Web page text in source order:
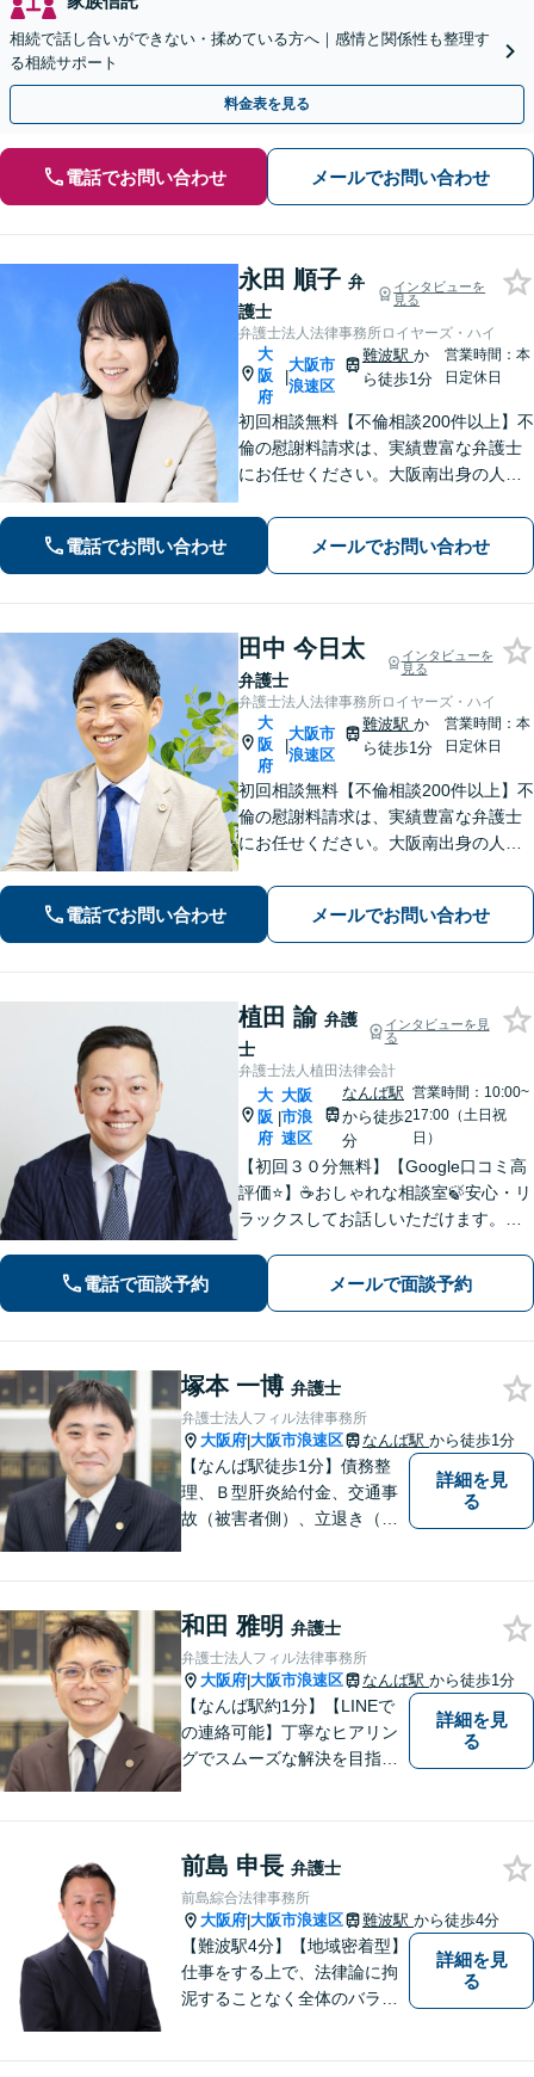
相続で話し合いができない・揉めている方へ｜感情と関係性も整理す
る相続サポート
料金表を見る
電話でお問い合わせ メールでお問い合わせ
永田 順子 弁
護士
インタビューを
見る
弁護士法人法律事務所ロイヤーズ・ハイ
大
阪
府
|
大阪市
浪速区
難波駅 か
ら徒歩1分
営業時間：本
日定休日
初回相談無料【不倫相談200件以上】不
倫の慰謝料請求は、実績豊富な弁護士
にお任せください。大阪南出身の人情
通事故に遭われてお困りの方はお気軽
にお電話ください【当日／夜間／休日
の相談可】
電話でお問い合わせ メールでお問い合わせ
田中 今日太
弁護士
インタビューを
見る
弁護士法人法律事務所ロイヤーズ・ハイ
大
阪
府
|
大阪市
浪速区
難波駅 か
ら徒歩1分
営業時間：本
日定休日
初回相談無料【不倫相談200件以上】不
倫の慰謝料請求は、実績豊富な弁護士
にお任せください。大阪南出身の人情
通事故に遭われてお困りの方はお気軽
にお電話ください【当日／夜間／休日
の相談可】
電話でお問い合わせ メールでお問い合わせ
植田 諭 弁護
士
インタビューを見
る
弁護士法人植田法律会計
大
阪
府
|
大阪
市浪
速区
なんば駅
から徒歩2
分
営業時間：10:00~
17:00（土日祝
日）
【初回３０分無料】【Google口コミ高
評価⭐️】☕️おしゃれな相談室🍃安心・リ
ラックスしてお話しいただけます。ネ
策を一緒に考えていきましょう！【土
曜・夜間◎】
電話で面談予約 メールで面談予約
塚本 一博 弁護士
弁護士法人フィル法律事務所
大阪府|大阪市浪速区 なんば駅 から徒歩1分
【なんば駅徒歩1分】債務整
理、Ｂ型肝炎給付金、交通事
故（被害者側）、立退き（借
連絡ください！
詳細を見
る
和田 雅明 弁護士
弁護士法人フィル法律事務所
大阪府|大阪市浪速区 なんば駅 から徒歩1分
【なんば駅約1分】【LINEで
の連絡可能】丁寧なヒアリン
グでスムーズな解決を目指し
事故の被害に遭われた場合／
借金でお困りの方／相続トラ
ブルなどご相談ください【休
日相談可】
詳細を見
る
前島 申長 弁護士
前島綜合法律事務所
大阪府|大阪市浪速区 難波駅 から徒歩4分
【難波駅4分】【地域密着型】
仕事をする上で、法律論に拘
泥することなく全体のバラン
詳細を見
る